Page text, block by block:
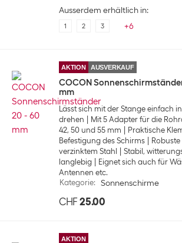
Ausserdem erhältlich in:
1 2 3 +6
AKTION AUSVERKAUF
COCON
mm
Lässt sich mit der Stange einfach
drehen
Mit 5 Adapter für die
42, 50 und 55 mm
Praktische
Befestigung des Schirms
verzinktem Stahl
Stabil,
langlebig
Eignet sich auch für
Antennen etc.
Kategorie: Sonnenschirme
CHF 25.00
AKTION